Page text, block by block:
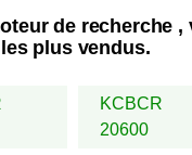
de recherche
plus vendus.
KCBCR
20600